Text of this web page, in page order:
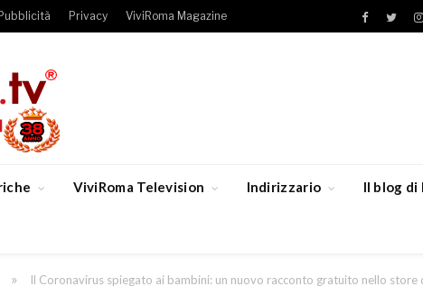
Pubblicità Privacy ViviRoma Magazine Facebook
ViviRoma Television Indirizzario Il blog di
» Il Coronavirus spiegato ai bambini: un nuovo racconto gratuito nello store